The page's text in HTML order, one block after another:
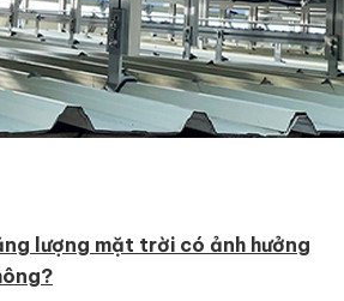
lượng mặt trời có ảnh hưởng